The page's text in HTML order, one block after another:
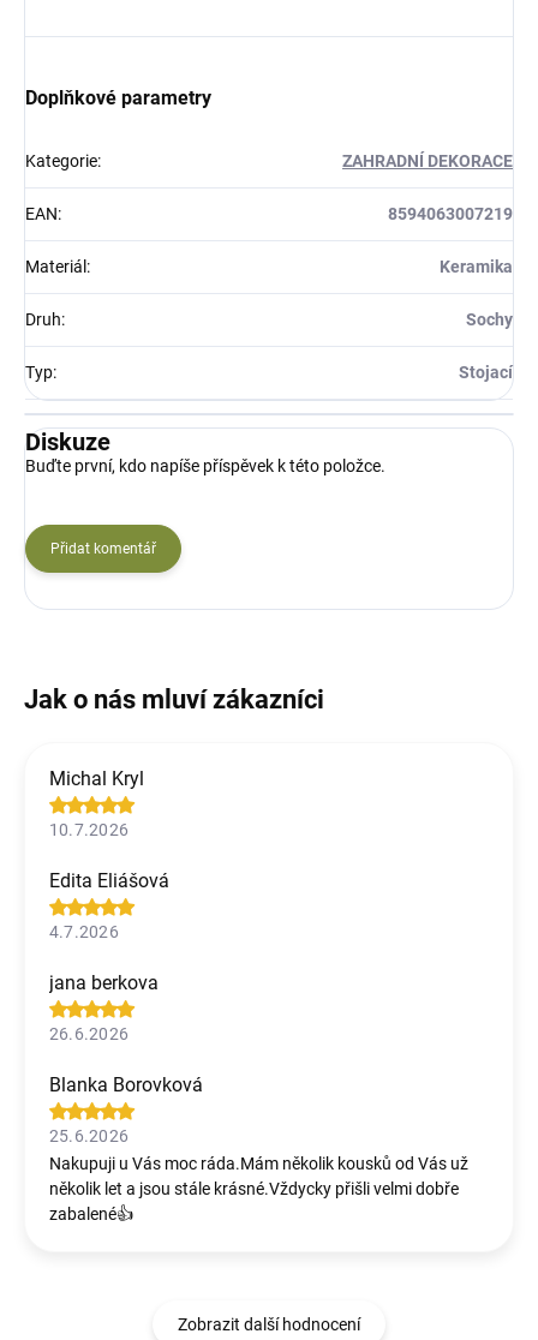
Doplňkové parametry
Kategorie: ZAHRADNÍ DEKORACE
EAN: 8594063007219
Materiál : Keramika
Druh: Sochy
Typ: Stojací
Diskuze
Buďte první, kdo napíše příspěvek k této položce.
Přidat komentář
Michal Kryl
10.7.2026
Edita Eliášová
4.7.2026
jana berkova
26.6.2026
Blanka Borovková
25.6.2026
Nakupuji u Vás moc ráda.Mám několik kousků od Vás už
několik let a jsou stále krásné.Vždycky přišli velmi dobře
zabalené👍
Zobrazit další hodnocení